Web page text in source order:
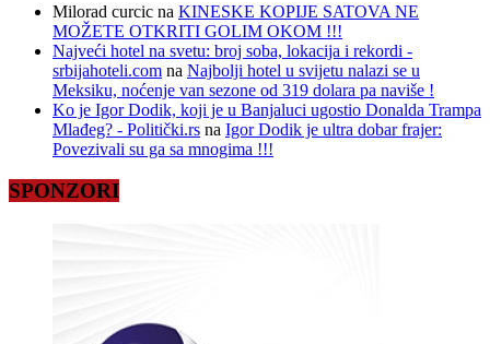
Milorad curcic na KINESKE KOPIJE SATOVA NE
MOŽETE OTKRITI GOLIM OKOM !!!
Najveći hotel na svetu: broj soba, lokacija i rekordi -
srbijahoteli.com na Najbolji hotel u svijetu nalazi se u
Meksiku, noćenje van sezone od 319 dolara pa naviše !
Ko je Igor Dodik, koji je u Banjaluci ugostio Donalda Trampa
Mlađeg? - Politički.rs na Igor Dodik je ultra dobar frajer:
Povezivali su ga sa mnogima !!!
SPONZORI